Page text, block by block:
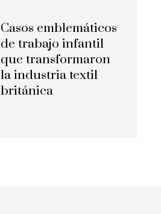
Casos emblemáticos
de trabajo infantil
que transformaron
la industria textil
británica